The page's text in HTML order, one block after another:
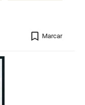
Marcar